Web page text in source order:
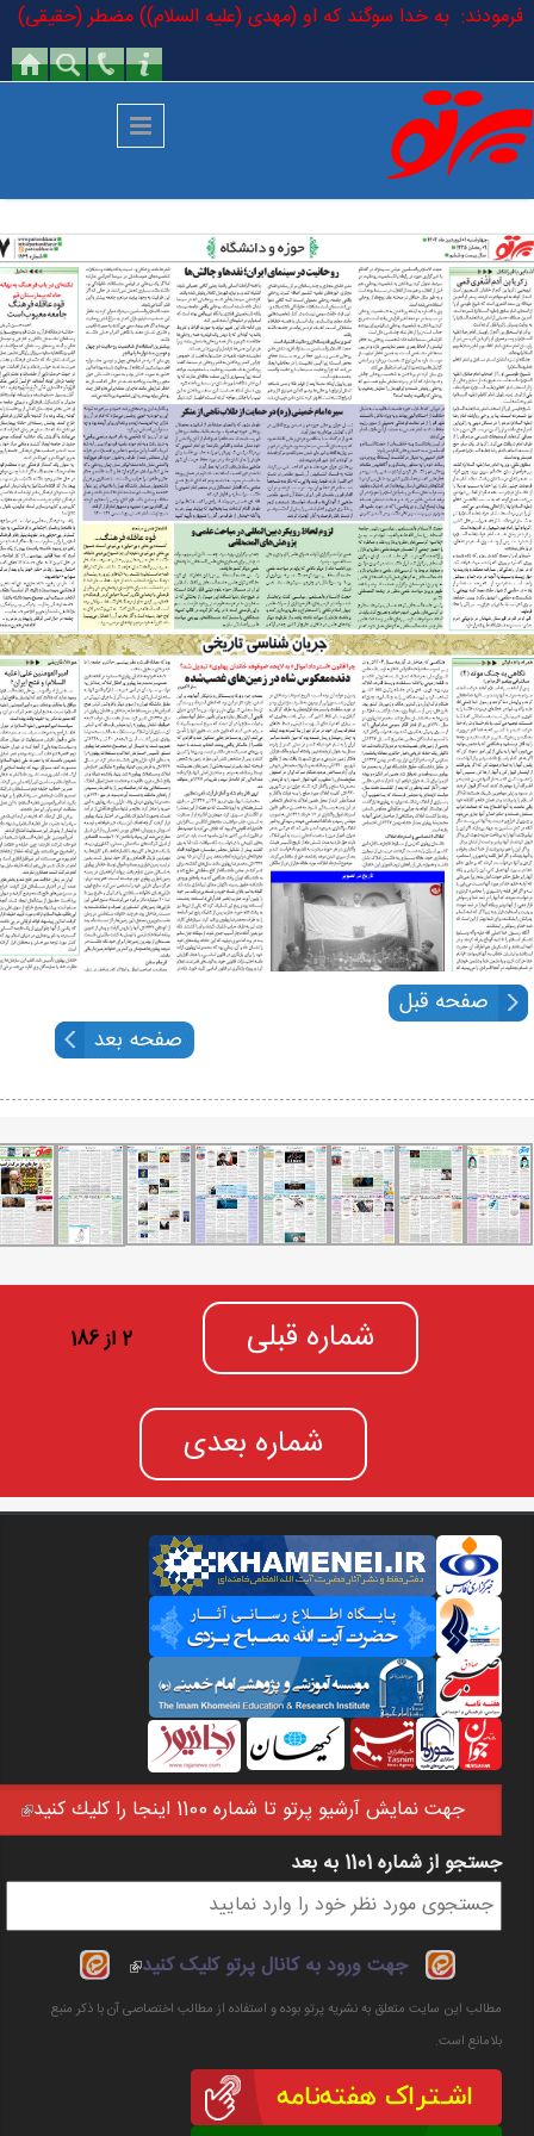
رفتن به محتوای اصلی
فرمودند: به خدا سوگند که او (مهدی (علیه السلام)) مضطر (حقیقی)
شماره قبلی 2 از 186
شماره بعدی
جهت نمايش آرشيو پرتو تا شماره 1100 اينجا را كليك كنيد
فرم جستجو
جستجو از شماره 1101 به بعد
جهت ورود به کانال پرتو کلیک کنید
(link is
external)
مطالب این سایت متعلق به نشریه پرتو بوده و استفاده از مطالب اختصاصی آن با ذکر منبع
بلامانع است.